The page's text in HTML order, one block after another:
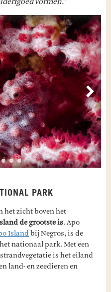
PARK
het zicht boven het
de grootste is. Apo
Islandbij Negros, is de
nationaal park. Met een
is het eiland
land- en zeedieren en